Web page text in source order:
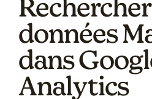
données
dans
Analytics